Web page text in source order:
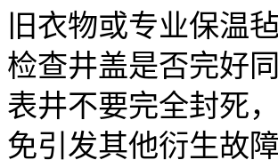
旧衣物或专业保温
检查井盖是否完好
表井不要完全封死
免引发其他衍生故障